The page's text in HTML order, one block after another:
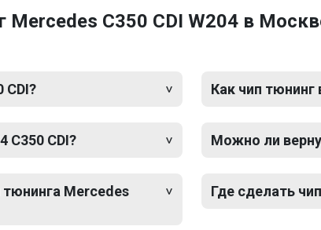
C350 CDI W204 в
CDI?
C350 CDI?
тюнинга Mercedes
Как чип тюнинг
Можно ли
Где сделать